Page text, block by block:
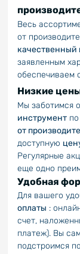
Весь
от
качественный
заявленным
обеспечиваем
Низкие
Мы заботимся
инструмент
от
доступную
Регулярные
еще одно
Удобная
Для вашего
оплаты :
счет,
платеж). Вы
подстроимся